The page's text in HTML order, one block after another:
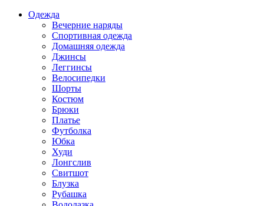
Одежда
Вечерние наряды
Спортивная одежда
Домашняя одежда
Джинсы
Леггинсы
Велосипедки
Шорты
Костюм
Брюки
Платье
Футболка
Юбка
Худи
Лонгслив
Свитшот
Блузка
Рубашка